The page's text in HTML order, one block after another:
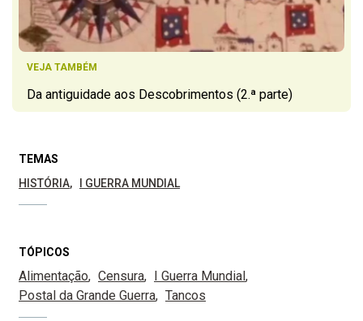
VEJA TAMBÉM
Da antiguidade aos Descobrimentos (2.ª parte)
TEMAS
HISTÓRIA
I GUERRA MUNDIAL
TÓPICOS
Alimentação Censura
I Guerra Mundial
Postal da Grande Guerra
Tancos